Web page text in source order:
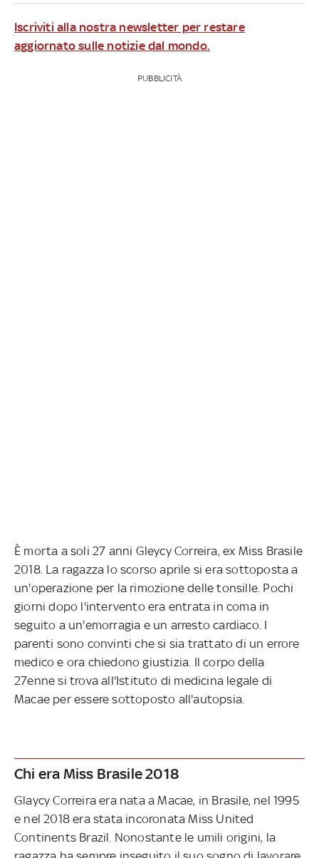
Iscriviti alla nostra newsletter per restare
aggiornato sulle notizie dal mondo.
PUBBLICITÀ
È morta a soli 27 anni Gleycy Correira, ex Miss Brasile
2018. La ragazza lo scorso aprile si era sottoposta a
un'operazione per la rimozione delle tonsille. Pochi
giorni dopo l'intervento era entrata in coma in
seguito a un'emorragia e un arresto cardiaco. I
parenti sono convinti che si sia trattato di un errore
medico e ora chiedono giustizia. Il corpo della
27enne si trova all'Istituto di medicina legale di
Macae per essere sottoposto all'autopsia.
Chi era Miss Brasile 2018
Glaycy Correira era nata a Macae, in Brasile, nel 1995
e nel 2018 era stata incoronata Miss United
Continents Brazil. Nonostante le umili origini, la